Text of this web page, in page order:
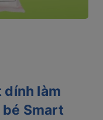
dính làm
Smart